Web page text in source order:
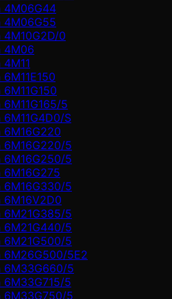
4M06G44
4M06G55
4M10G2D/0
4М06
4М11
5
6M11G4D0/S
6M16G220
6M16G220/5
6M16G250/5
6M16G275
6M16G330/5
6M16V2D0
6M21G385/5
6M21G440/5
6M21G500/5
6M26G500/5E2
6M33G660/5
6M33G715/5
6M33G750/5